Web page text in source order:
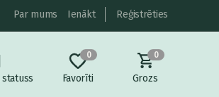
Par mums Ienākt Reģistrēties
statuss
0
Favorīti
0
Grozs